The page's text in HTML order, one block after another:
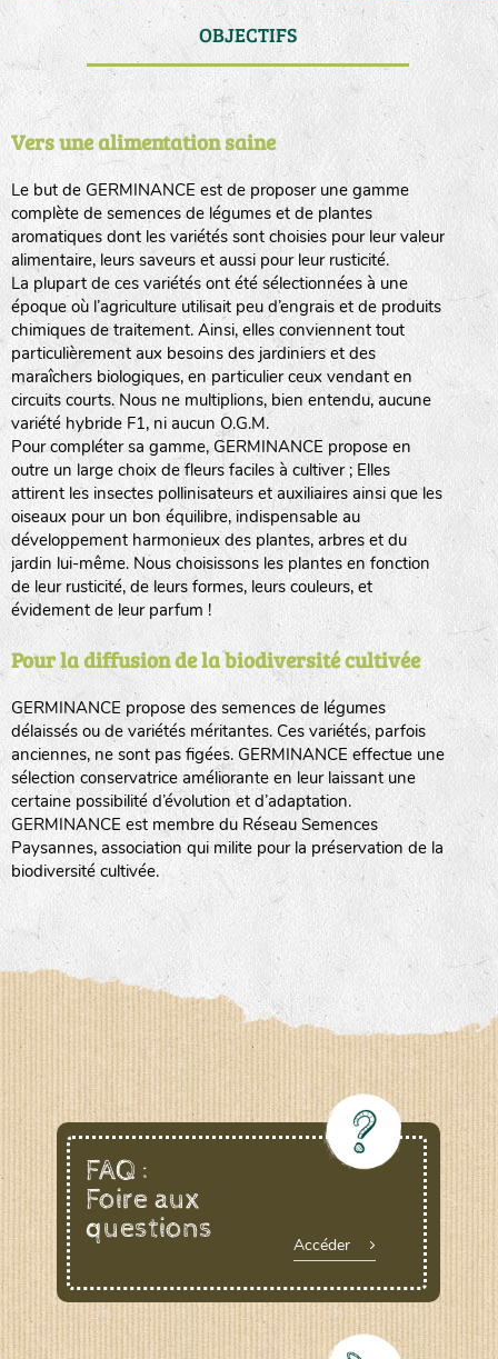
OBJECTIFS
Vers une alimentation saine
Le but de GERMINANCE est de proposer une gamme
complète de semences de légumes et de plantes
aromatiques dont les variétés sont choisies pour leur valeur
alimentaire, leurs saveurs et aussi pour leur rusticité.
La plupart de ces variétés ont été sélectionnées à une
époque où l’agriculture utilisait peu d’engrais et de produits
chimiques de traitement. Ainsi, elles conviennent tout
particulièrement aux besoins des jardiniers et des
maraîchers biologiques, en particulier ceux vendant en
circuits courts. Nous ne multiplions, bien entendu, aucune
variété hybride F1, ni aucun O.G.M.
Pour compléter sa gamme, GERMINANCE propose en
outre un large choix de fleurs faciles à cultiver ; Elles
attirent les insectes pollinisateurs et auxiliaires ainsi que les
oiseaux pour un bon équilibre, indispensable au
développement harmonieux des plantes, arbres et du
jardin lui-même. Nous choisissons les plantes en fonction
de leur rusticité, de leurs formes, leurs couleurs, et
évidement de leur parfum !
Pour la diffusion de la biodiversité cultivée
GERMINANCE propose des semences de légumes
délaissés ou de variétés méritantes. Ces variétés, parfois
anciennes, ne sont pas figées. GERMINANCE effectue une
sélection conservatrice améliorante en leur laissant une
certaine possibilité d’évolution et d’adaptation.
GERMINANCE est membre du Réseau Semences
Paysannes, association qui milite pour la préservation de la
biodiversité cultivée.
FAQ :
Foire aux
questions
Accéder